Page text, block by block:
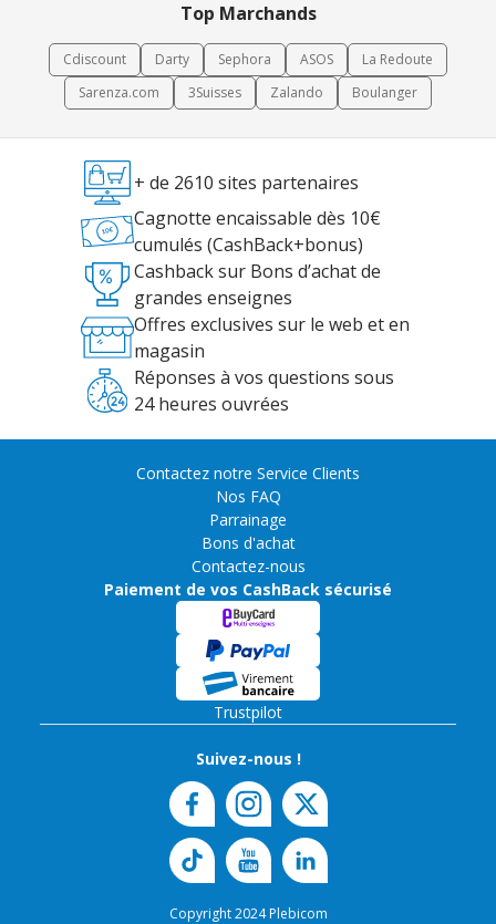
Top Marchands
Cdiscount Darty Sephora ASOS
La Redoute
Sarenza.com
3Suisses Zalando Boulanger
+ de 2610 sites partenaires
Cagnotte encaissable dès 10€
cumulés (CashBack+bonus)
Cashback sur Bons d’achat de
grandes enseignes
Offres exclusives sur le web et en
magasin
Réponses à vos questions sous
24 heures ouvrées
Contactez notre Service Clients
Nos FAQ
Parrainage
Bons d'achat
Contactez-nous
Paiement de vos CashBack sécurisé
Trustpilot
Suivez-nous !
Copyright 2024 Plebicom